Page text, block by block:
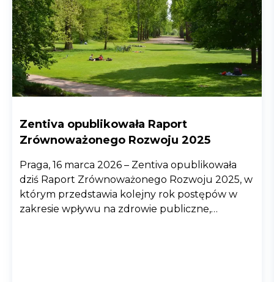
Zentiva opublikowała Raport
Zrównoważonego Rozwoju 2025
Praga, 16 marca 2026 – Zentiva opublikowała
dziś Raport Zrównoważonego Rozwoju 2025, w
którym przedstawia kolejny rok postępów w
zakresie wpływu na zdrowie publiczne,